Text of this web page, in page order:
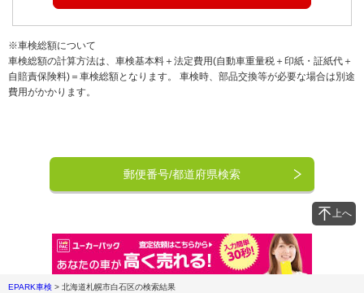
※車検総額について
車検総額の計算方法は、車検基本料＋法定費用(自動車重量税＋印紙・証紙代＋
自賠責保険料)＝車検総額となります。 車検時、部品交換等が必要な場合は別途
費用がかかります。
郵便番号/都道府県検索
上へ
EPARK車検 > 北海道札幌市白石区の検索結果